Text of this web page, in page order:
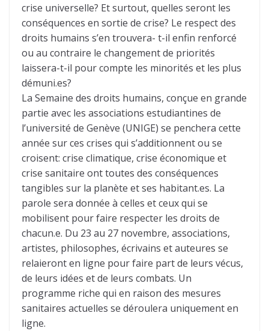
crise universelle? Et surtout, quelles seront les
conséquences en sortie de crise? Le respect des
droits humains s’en trouvera- t-il enfin renforcé
ou au contraire le changement de priorités
laissera-t-il pour compte les minorités et les plus
démuni.es?
La Semaine des droits humains, conçue en grande
partie avec les associations estudiantines de
l’université de Genève (UNIGE) se penchera cette
année sur ces crises qui s’additionnent ou se
croisent: crise climatique, crise économique et
crise sanitaire ont toutes des conséquences
tangibles sur la planète et ses habitant.es. La
parole sera donnée à celles et ceux qui se
mobilisent pour faire respecter les droits de
chacun.e. Du 23 au 27 novembre, associations,
artistes, philosophes, écrivains et auteures se
relaieront en ligne pour faire part de leurs vécus,
de leurs idées et de leurs combats. Un
programme riche qui en raison des mesures
sanitaires actuelles se déroulera uniquement en
ligne.